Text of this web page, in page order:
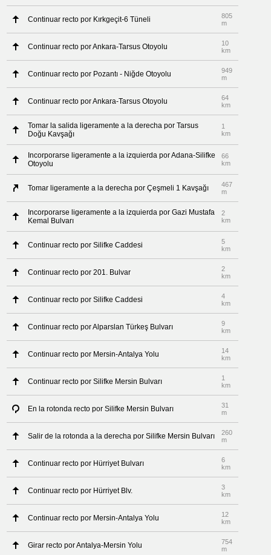
Continuar recto por Kırkgeçit-6 Tüneli
805
m
Continuar recto por Ankara-Tarsus Otoyolu
10
km
Continuar recto por Pozantı - Niğde Otoyolu
949
m
Continuar recto por Ankara-Tarsus Otoyolu
64
km
Tomar la salida ligeramente a la derecha por Tarsus
Doğu Kavşağı
1
km
Incorporarse ligeramente a la izquierda por Adana-Silifke
Otoyolu
66
km
Tomar ligeramente a la derecha por Çeşmeli 1 Kavşağı
467
m
Incorporarse ligeramente a la izquierda por Gazi Mustafa
Kemal Bulvarı
2
km
Continuar recto por Silifke Caddesi
5
km
Continuar recto por 201. Bulvar
2
km
Continuar recto por Silifke Caddesi
4
km
Continuar recto por Alparslan Türkeş Bulvarı
9
km
Continuar recto por Mersin-Antalya Yolu
14
km
Continuar recto por Silifke Mersin Bulvarı
1
km
En la rotonda recto por Silifke Mersin Bulvarı
31
m
Salir de la rotonda a la derecha por Silifke Mersin Bulvarı
260
m
Continuar recto por Hürriyet Bulvarı
6
km
Continuar recto por Hürriyet Blv.
3
km
Continuar recto por Mersin-Antalya Yolu
12
km
Girar recto por Antalya-Mersin Yolu
754
m